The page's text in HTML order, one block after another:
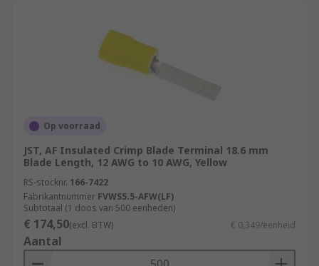
Op voorraad
JST, AF Insulated Crimp Blade Terminal 18.6 mm
Blade Length, 12 AWG to 10 AWG, Yellow
RS-stocknr. 166-7422
Fabrikantnummer FVWS5.5-AFW(LF)
Subtotaal (1 doos van 500 eenheden)
€ 174,50(excl. BTW) € 0,349/eenheid
Aantal